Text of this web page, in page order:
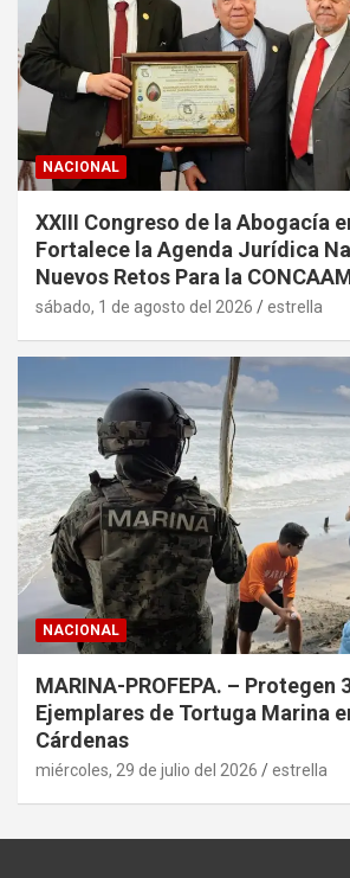
NACIONAL
XXIII Congreso de la Abogacía
Fortalece la Agenda Jurídica
Nuevos Retos Para la
sábado, 1 de agosto del 2026 estrella
NACIONAL
MARINA-PROFEPA. – Protegen
Ejemplares de Tortuga Marina
Cárdenas
miércoles, 29 de julio del 2026 estrella